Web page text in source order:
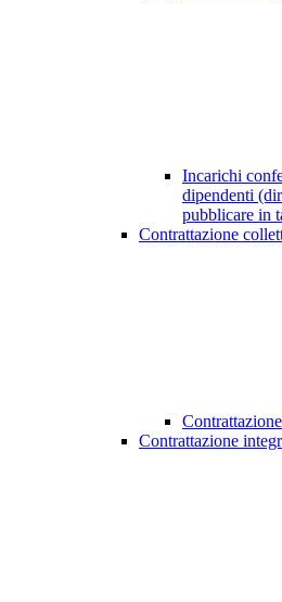
Incarichi
dipendenti
pubblicare in
Contrattazione
Contrattazione